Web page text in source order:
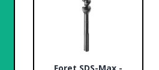
Aperçu rapide